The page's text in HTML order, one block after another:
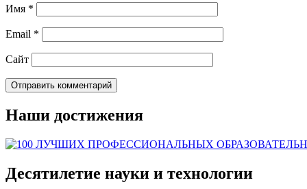
Имя *
Email *
Сайт
Наши достижения
Десятилетие науки и технологии